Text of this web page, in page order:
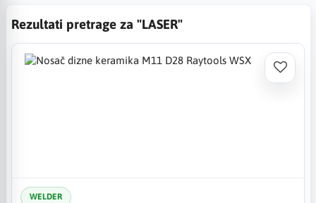
Rezultati pretrage za "LASER"
WELDER